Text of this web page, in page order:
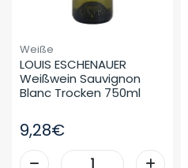
Weiße
LOUIS ESCHENAUER
Weißwein Sauvignon
Blanc Trocken 750ml
9,28€